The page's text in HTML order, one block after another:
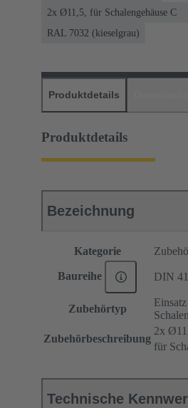
2x Ø11,5, für Schalengehäuse C
RAL 7032 (kieselgrau)
Produktdetails
Produktdetails
Bezeichnung
Kategorie
Baureihe DIN
Zubehörtyp
Zubehörbeschreibung
2x
für
Technische